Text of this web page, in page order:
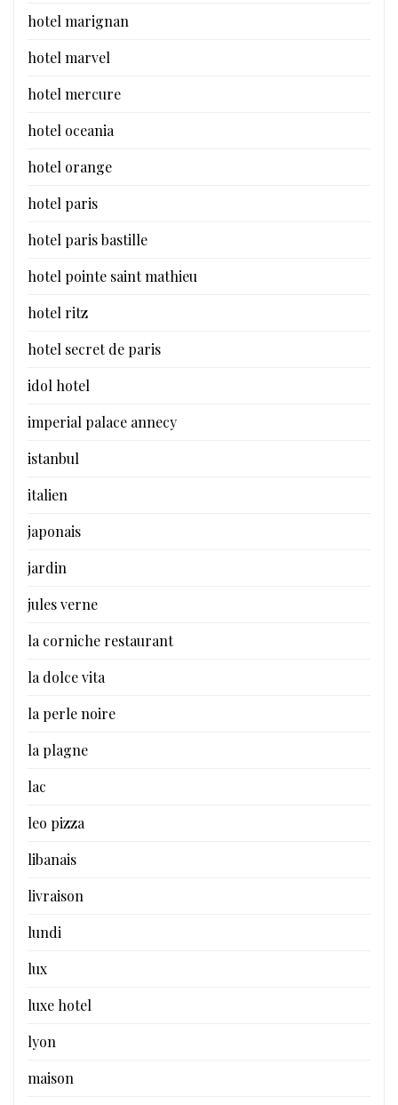
hotel marignan
hotel marvel
hotel mercure
hotel oceania
hotel orange
hotel paris
hotel paris bastille
hotel pointe saint mathieu
hotel ritz
hotel secret de paris
idol hotel
imperial palace annecy
istanbul
italien
japonais
jardin
jules verne
la corniche restaurant
la dolce vita
la perle noire
la plagne
lac
leo pizza
libanais
livraison
lundi
lux
luxe hotel
lyon
maison